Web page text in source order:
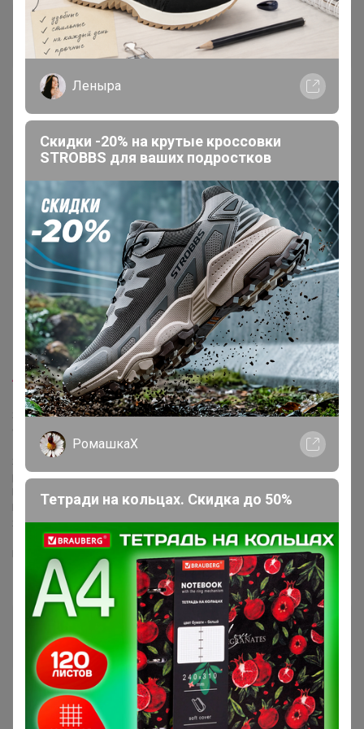
apellsinka
Великий магистр
13 августа, 2020 22:55
Если из пристроя заказать, то к началу учебного
года придут?
— АнютаТ
Конечно придут.
Aniksanova, нет в наличии для опта.
Я признаю свою вину, готова все возместить, но мне нужно время.
Сколько времени, честно не знаю. Я устроилась на работу, нужно
1.5 - 2 месяца, что бы освоится и начать зарабатывать.
Я думаю, что мне понадобится минимум пол года, что бы
рассчитаться с вами.
Понимаю, вас. Но, поверьте, я делаю все что бы закрыть долги.
Прошу, вас, подождать.
Я всем, все верну.
Если есть возможность сделайте пере зачёт в пристрое
НАЛИЧИЕ
АнютаТ
Виртуоз СП
14 августа, 2020 11:03
Леныра
Скидки -20% на крутые кроссовки
STROBBS для ваших подростков
РомашкаХ
Тетради на кольцах. Скидка до 50%